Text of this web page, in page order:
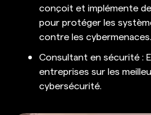
conçoit et implémente
pour protéger les
contre les cybermenaces.
Consultant en sécurité :
entreprises sur les
cybersécurité.